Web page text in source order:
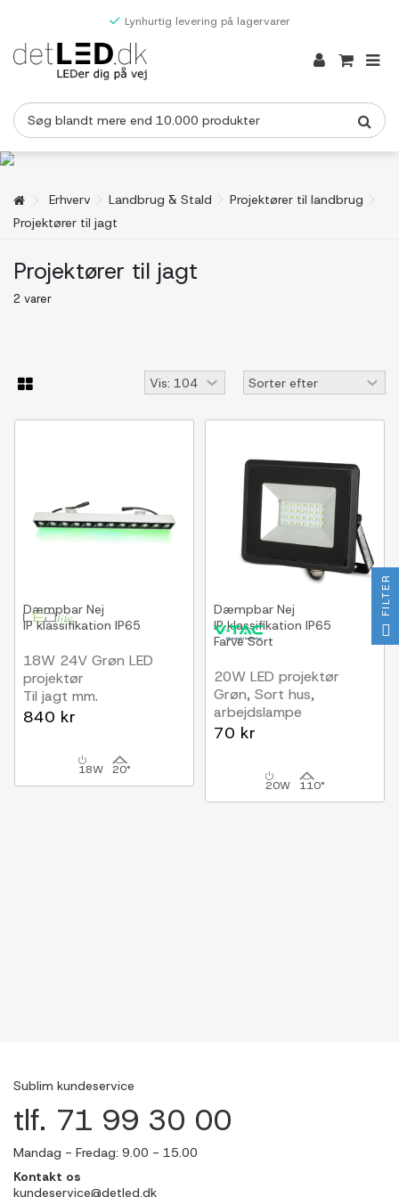
Lynhurtig levering på lagervarer
Erhverv Landbrug & Stald
Projektører til landbrug
Projektører til jagt
Projektører til jagt
2 varer
Dæmpbar Nej
IP klassifikation IP65
18W 24V Grøn LED
projektør
Til jagt mm.
840 kr
18W 20°
Dæmpbar Nej
IP klassifikation IP65
FarveSort
20W LED projektør
Grøn, Sort hus,
arbejdslampe
70 kr
20W 110°
Sublim kundeservice
tlf. 71 99 30 00
Mandag - Fredag: 9.00 - 15.00
Kontakt os
kundeservice@detled.dk
FILTER